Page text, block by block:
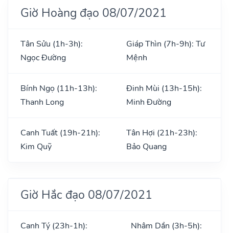
Giờ Hoàng đạo 08/07/2021
Tân Sửu (1h-3h):
Ngọc Đường
Giáp Thìn (7h-9h): Tư
Mệnh
Bính Ngọ (11h-13h):
Thanh Long
Đinh Mùi (13h-15h):
Minh Đường
Canh Tuất (19h-21h):
Kim Quỹ
Tân Hợi (21h-23h):
Bảo Quang
Giờ Hắc đạo 08/07/2021
Canh Tý (23h-1h):
Nhâm Dần (3h-5h):